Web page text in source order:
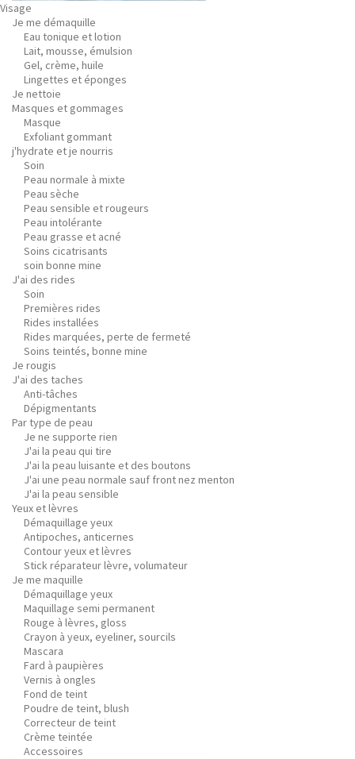
Visage
Je me démaquille
Eau tonique et lotion
Lait, mousse, émulsion
Gel, crème, huile
Lingettes et éponges
Je nettoie
Masques et gommages
Masque
Exfoliant gommant
j'hydrate et je nourris
Soin
Peau normale à mixte
Peau sèche
Peau sensible et rougeurs
Peau intolérante
Peau grasse et acné
Soins cicatrisants
soin bonne mine
J'ai des rides
Soin
Premières rides
Rides installées
Rides marquées, perte de fermeté
Soins teintés, bonne mine
Je rougis
J'ai des taches
Anti-tâches
Dépigmentants
Par type de peau
Je ne supporte rien
J'ai la peau qui tire
J'ai la peau luisante et des boutons
J'ai une peau normale sauf front nez menton
J'ai la peau sensible
Yeux et lèvres
Démaquillage yeux
Antipoches, anticernes
Contour yeux et lèvres
Stick réparateur lèvre, volumateur
Je me maquille
Démaquillage yeux
Maquillage semi permanent
Rouge à lèvres, gloss
Crayon à yeux, eyeliner, sourcils
Mascara
Fard à paupières
Vernis à ongles
Fond de teint
Poudre de teint, blush
Correcteur de teint
Crème teintée
Accessoires